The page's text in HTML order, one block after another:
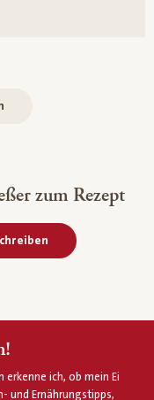
zum Rezept
ich, ob mein Ei
und Ernährungstipps,